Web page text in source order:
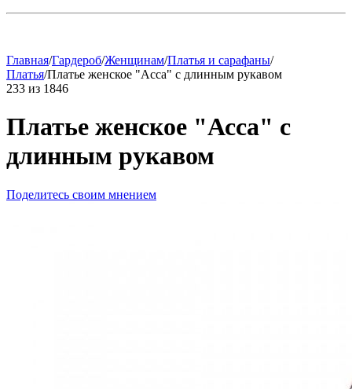
Главная/Гардероб/Женщинам/Платья и сарафаны/
Платья/Платье женское "Асса" с длинным рукавом
233 из 1846
Платье женское "Асса" с
длинным рукавом
Поделитесь своим мнением